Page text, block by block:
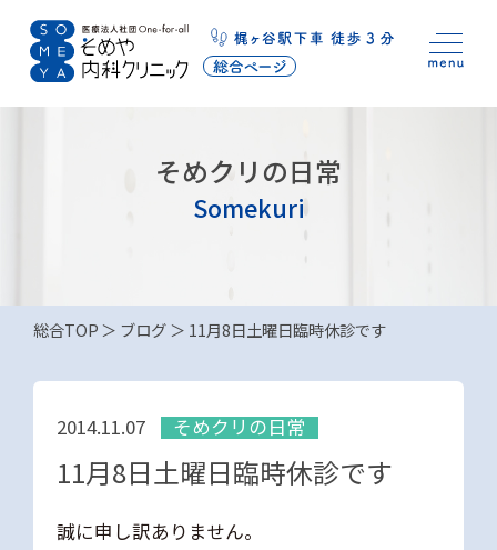
そめクリの日常
Somekuri
総合TOP ブログ 11月8日土曜日臨時休診です
2014.11.07 そめクリの日常
11月8日土曜日臨時休診です
誠に申し訳ありません。